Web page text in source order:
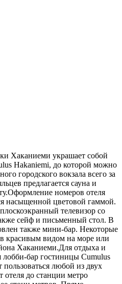
Хаканиеми украшает собой
Hakaniemi, до которой можно
городского вокзала всего за
предлагается сауна и
номеров отеля
насыщенной цветовой гаммой.
телевизор со
сейф и письменный стол. В
также мини-бар. Некоторые
красивым видом на море или
Хаканиеми.Для отдыха и
лобби-бар гостиницы Cumulus
любой из двух
до станции метро